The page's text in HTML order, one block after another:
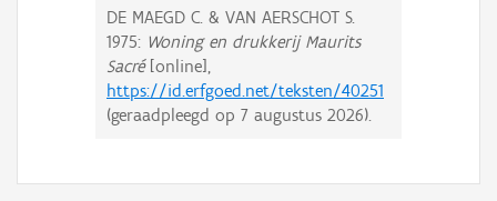
DE MAEGD C. & VAN AERSCHOT S.
1975: Woning en drukkerij Maurits
Sacré[online],
https://id.erfgoed.net/teksten/40251
(geraadpleegd op 7 augustus 2026).